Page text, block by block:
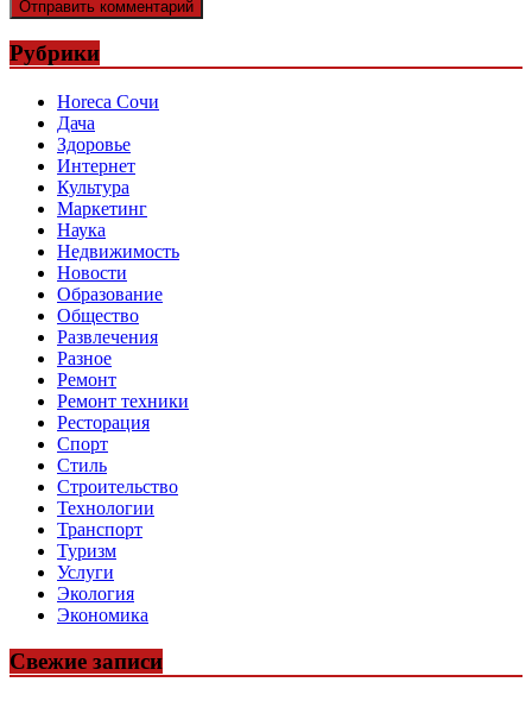
Рубрики
Horeca Сочи
Дача
Здоровье
Интернет
Культура
Маркетинг
Наука
Недвижимость
Новости
Образование
Общество
Развлечения
Разное
Ремонт
Ремонт техники
Ресторация
Спорт
Стиль
Строительство
Технологии
Транспорт
Туризм
Услуги
Экология
Экономика
Свежие записи